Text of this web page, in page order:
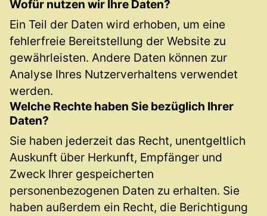
Wofür nutzen wir Ihre Daten?
Ein Teil der Daten wird erhoben, um eine
fehlerfreie Bereitstellung der Website zu
gewährleisten. Andere Daten können zur
Analyse Ihres Nutzerverhaltens verwendet
werden.
Welche Rechte haben Sie bezüglich Ihrer
Daten?
Sie haben jederzeit das Recht, unentgeltlich
Auskunft über Herkunft, Empfänger und
Zweck Ihrer gespeicherten
personenbezogenen Daten zu erhalten. Sie
haben außerdem ein Recht, die Berichtigung